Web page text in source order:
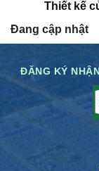
Thiết kế
Đang cập nhật
ĐĂNG KÝ